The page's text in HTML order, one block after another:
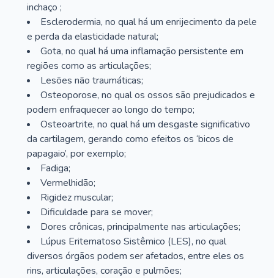
inchaço ;
Esclerodermia, no qual há um enrijecimento da pele
e perda da elasticidade natural;
Gota, no qual há uma inflamação persistente em
regiões como as articulações;
Lesões não traumáticas;
Osteoporose, no qual os ossos são prejudicados e
podem enfraquecer ao longo do tempo;
Osteoartrite, no qual há um desgaste significativo
da cartilagem, gerando como efeitos os ‘bicos de
papagaio’, por exemplo;
Fadiga;
Vermelhidão;
Rigidez muscular;
Dificuldade para se mover;
Dores crônicas, principalmente nas articulações;
Lúpus Eritematoso Sistêmico (LES), no qual
diversos órgãos podem ser afetados, entre eles os
rins, articulações, coração e pulmões;